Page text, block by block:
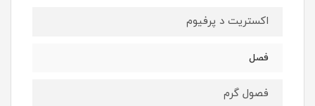
اکستریت د پرفیوم
فصل
فصول گرم